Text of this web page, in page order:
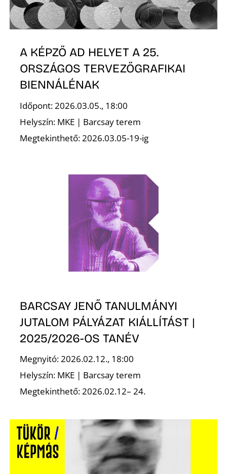
A KÉPZŐ AD HELYET A 25.
ORSZÁGOS TERVEZŐGRAFIKAI
BIENNÁLÉNAK
Időpont: 2026.03.05., 18:00
Helyszín: MKE | Barcsay terem
Megtekinthető: 2026.03.05-19-ig
BARCSAY JENŐ TANULMÁNYI
JUTALOM PÁLYÁZAT KIÁLLÍTÁST |
2025/2026-OS TANÉV
Megnyitó: 2026.02.12., 18:00
Helyszín: MKE | Barcsay terem
Megtekinthető: 2026.02.12– 24.